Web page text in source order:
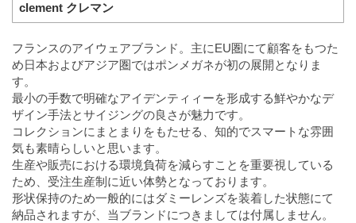
clement クレマン
フランスのアイウェアブランド。主にEU圏にて顧客をもつた
め日本およびアジア圏ではポンメガネが初の展開となりま
す。
最小の手数で明確なアイデンティィーを形成する鮮やかなデ
ザイン手法とサイジングの良さが魅力です。
コレクションにまとまりをもたせる、知的でスマートな雰囲
気も素晴らしいと思います。
生産や販売における環境負荷を減らすことを重要視している
ため、受注生産制に近い体勢となっております。
形状保持のため一般的にはダミーレンズを装着した状態にて
納品されますが、当ブランドにつきましては付属しません。